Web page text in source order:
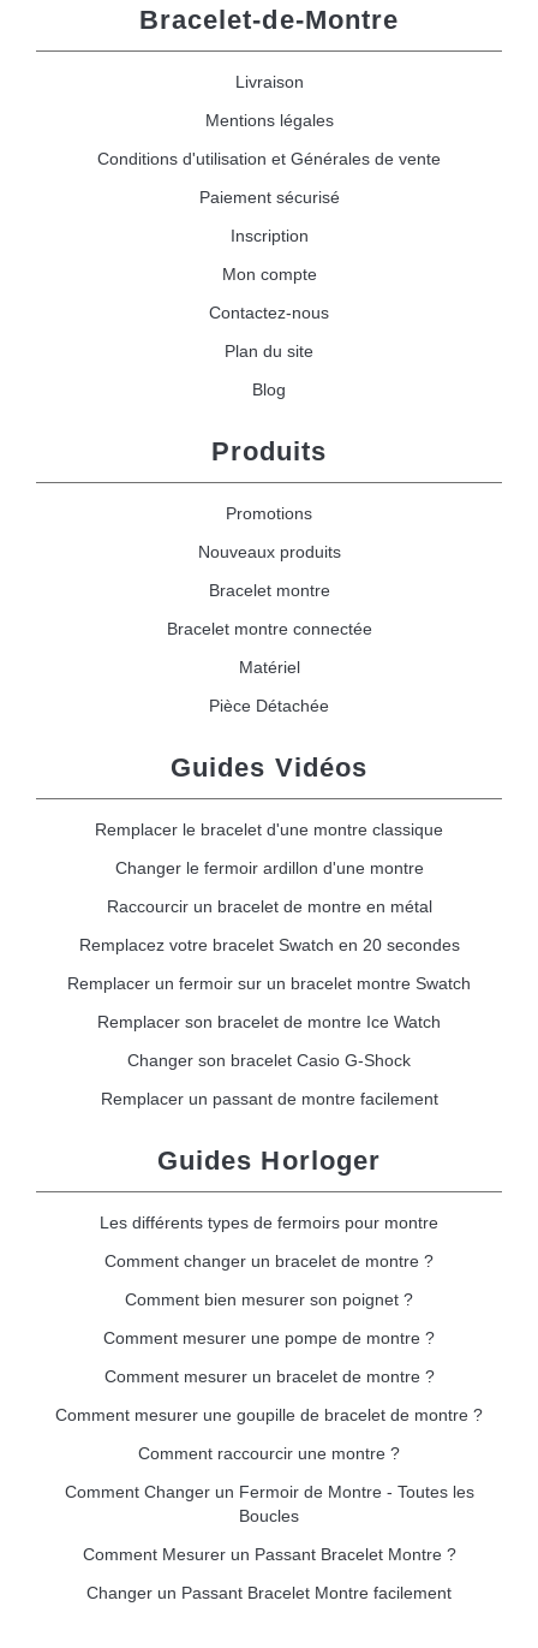
Bracelet-de-Montre
Livraison
Mentions légales
Conditions d'utilisation et Générales de vente
Paiement sécurisé
Inscription
Mon compte
Contactez-nous
Plan du site
Blog
Produits
Promotions
Nouveaux produits
Bracelet montre
Bracelet montre connectée
Matériel
Pièce Détachée
Guides Vidéos
Remplacer le bracelet d'une montre classique
Changer le fermoir ardillon d'une montre
Raccourcir un bracelet de montre en métal
Remplacez votre bracelet Swatch en 20 secondes
Remplacer un fermoir sur un bracelet montre Swatch
Remplacer son bracelet de montre Ice Watch
Changer son bracelet Casio G-Shock
Remplacer un passant de montre facilement
Guides Horloger
Les différents types de fermoirs pour montre
Comment changer un bracelet de montre ?
Comment bien mesurer son poignet ?
Comment mesurer une pompe de montre ?
Comment mesurer un bracelet de montre ?
Comment mesurer une goupille de bracelet de montre ?
Comment raccourcir une montre ?
Comment Changer un Fermoir de Montre - Toutes les
Boucles
Comment Mesurer un Passant Bracelet Montre ?
Changer un Passant Bracelet Montre facilement